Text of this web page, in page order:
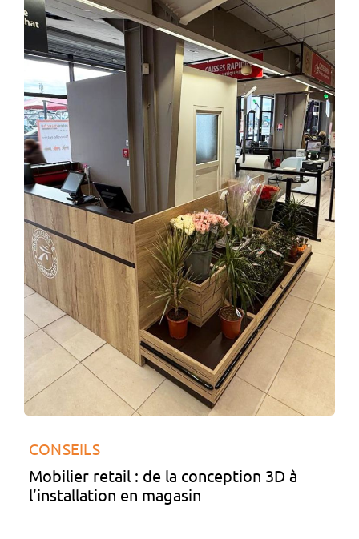
CONSEILS
Mobilier retail : de la conception 3D à
l’installation en magasin